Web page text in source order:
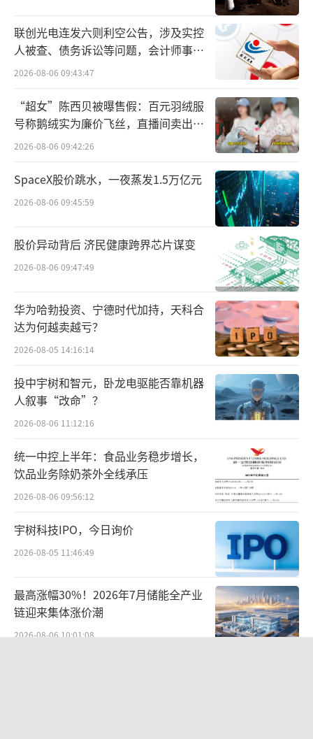
鳌头财经在电商平台发现，自由点一款标
称第二代益生菌的卫生巾售价为12.9元一包，
长度为240mm，一包有12片，每片的平均价格
同类型产品中，ABC一包24片售价18.9
元，每片售价约0.79元；高洁丝一包48片售价2
3.8元（补贴后），每片售价约0.5元；护舒宝
一包50片售价29.5元，每片约0.59元，均低
公告中，百亚股份也直言不讳地说，自由
点卫生巾品牌定位于中高端产品。
异常添加或引起不良反应
售价高，自由点益生菌产品就一定好吗？
悖。
百亚股份研发工程师张贤介绍，自由点引
入的专利灭活益生菌，包括嗜酸乳杆菌LA88、
植物乳杆菌N13，将益生菌代谢产（灭活益生
菌及其代谢产物）物嵌入卫生巾表层，通
生态环境中白色念珠菌、金黄色葡萄球菌等常
见致病菌，同时促生阴道有益乳杆菌，从而实
现帮助维护女性私处微生态平衡。
在疑似百亚股份宣传稿中，上海市生物医
药技术研究院研究员郑华军说：“从目前的结
联创光电连发六则利空公告，涉及实控
人被查、债务诉讼等问题，会计师事务
所曾出具“保留意见”
2026-08-06 09:43:47
“超女”陈西贝被曝售假：百元羽绒服
号称鹅绒实为廉价飞丝，直播间卖出超
百万元
2026-08-06 09:42:26
SpaceX股价跳水，一夜蒸发1.5万亿元
2026-08-06 09:45:59
股价异动背后 济民健康跨界芯片谋变
2026-08-06 09:47:49
华为哈勃投资、宁德时代加持，天科合
达为何越卖越亏？
2026-08-05 14:16:14
投中宇树和智元，卧龙电驱能否靠机器
人叙事“改命”？
2026-08-06 11:12:16
统一中控上半年：食品业务稳步增长，
饮品业务除奶茶外全线承压
2026-08-06 09:56:12
宇树科技IPO，今日询价
2026-08-05 11:46:49
最高涨幅30%！2026年7月储能全产业
链迎来集体涨价潮
2026-08-06 10:01:08